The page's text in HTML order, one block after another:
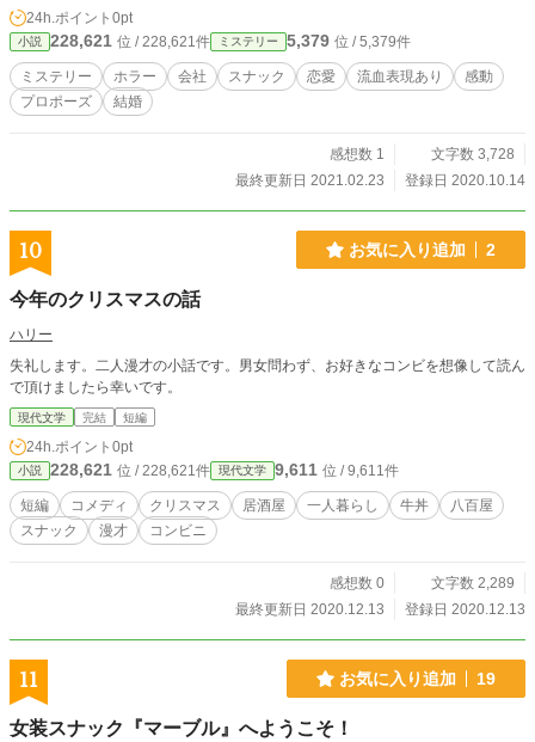
ンターにいた男はいつのまにやら消えてしまっていた・・・
24h.ポイント 0pt
小説 228,621 位 / 228,621件 ミステリー 5,379 位 / 5,379件
ミステリー ホラー 会社 スナック 恋愛 流血表現あり
感動
プロポーズ
結婚
感想数 1
文字数 3,728
最終更新日 2021.02.23
登録日 2020.10.14
10 お気に入り追加 2
今年のクリスマスの話
ハリー
失礼します。二人漫才の小話です。男女問わず、お好きなコンビを想像して読ん
で頂けましたら幸いです。
現代文学 完結 短編
24h.ポイント 0pt
小説 228,621 位 / 228,621件 現代文学 9,611 位 / 9,611件
短編 コメディ クリスマス 居酒屋 一人暮らし 牛丼
八百屋
スナック
漫才 コンビニ
感想数 0
文字数 2,289
最終更新日 2020.12.13
登録日 2020.12.13
11 お気に入り追加 19
女装スナック『マーブル』へようこそ！